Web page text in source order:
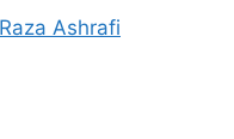
Ashrafi